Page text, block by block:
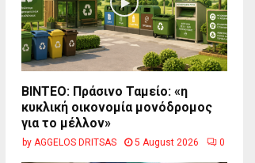
BINTEO: Πράσινο Ταμείο: «η
κυκλική οικονομία μονόδρομος
για το μέλλον»
by AGGELOS DRITSAS 5 August 2026 0